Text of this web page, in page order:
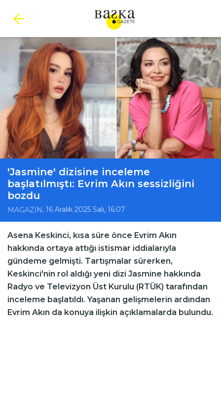
'Jasmine' dizisine inceleme
başlatılmıştı: Evrim Akın sessizliğini
bozdu
MAGAZİN, 16 Aralık 2025 Salı, 16:07
Asena Keskinci, kısa süre önce Evrim Akın
hakkında ortaya attığı istismar iddialarıyla
gündeme gelmişti. Tartışmalar sürerken,
Keskinci'nin rol aldığı yeni dizi Jasmine hakkında
Radyo ve Televizyon Üst Kurulu (RTÜK) tarafından
inceleme başlatıldı. Yaşanan gelişmelerin ardından
Evrim Akın da konuya ilişkin açıklamalarda bulundu.